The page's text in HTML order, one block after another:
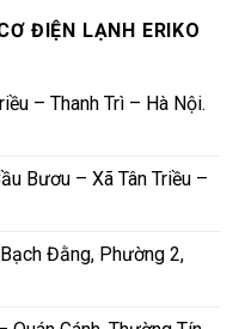
ĐIỆN LẠNH ERIKO
– Thanh Trì – Hà Nội.
Bươu – Xã Tân Triều –
Đằng, Phường 2,